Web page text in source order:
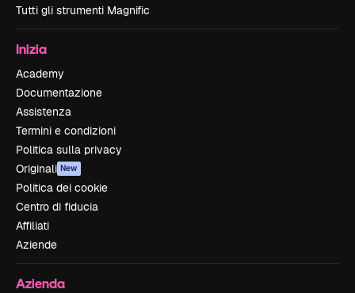
Tutti gli strumenti Magnific
Inizia
Academy
Documentazione
Assistenza
Termini e condizioni
Politica sulla privacy
Originali New
Politica dei cookie
Centro di fiducia
Affiliati
Aziende
Azienda